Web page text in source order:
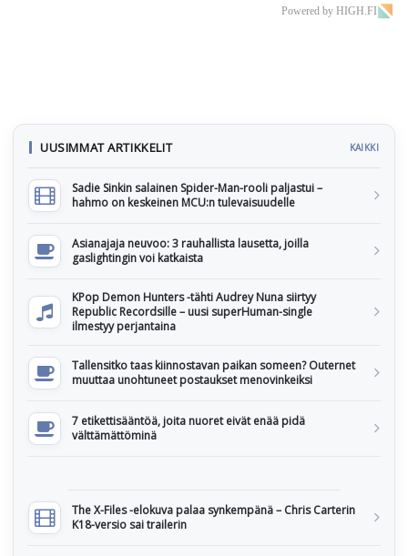
Powered by HIGH.FI
UUSIMMAT ARTIKKELIT KAIKKI
Sadie Sinkin salainen Spider-Man-rooli paljastui –
hahmo on keskeinen MCU:n tulevaisuudelle
Asianajaja neuvoo: 3 rauhallista lausetta, joilla
gaslightingin voi katkaista
KPop Demon Hunters -tähti Audrey Nuna siirtyy
Republic Recordsille – uusi superHuman-single
ilmestyy perjantaina
Tallensitko taas kiinnostavan paikan someen? Outernet
muuttaa unohtuneet postaukset menovinkeiksi
7 etikettisääntöä, joita nuoret eivät enää pidä
välttämättöminä
The X-Files -elokuva palaa synkempänä – Chris Carterin
K18-versio sai trailerin